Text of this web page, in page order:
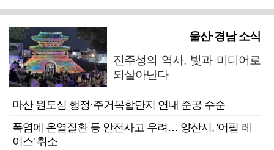
울산·경남 소식
진주성의 역사, 빛과 미디어로
되살아난다
마산 원도심 행정·주거복합단지 연내 준공 수순
폭염에 온열질환 등 안전사고 우려… 양산시, '어필 레
이스' 취소